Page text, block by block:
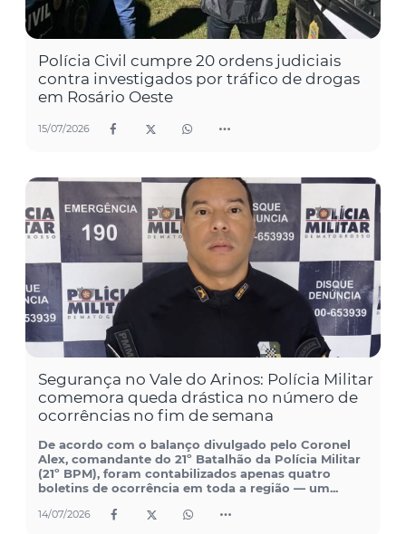
Polícia Civil cumpre 20 ordens judiciais
contra investigados por tráfico de drogas
em Rosário Oeste
15/07/2026
Segurança no Vale do Arinos: Polícia Militar
comemora queda drástica no número de
ocorrências no fim de semana
De acordo com o balanço divulgado pelo Coronel
Alex, comandante do 21º Batalhão da Polícia Militar
(21º BPM), foram contabilizados apenas quatro
boletins de ocorrência em toda a região — um...
14/07/2026